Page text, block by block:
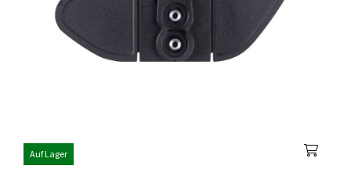
Auf Lager